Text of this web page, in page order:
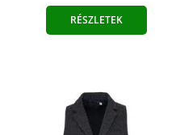
RÉSZLETEK